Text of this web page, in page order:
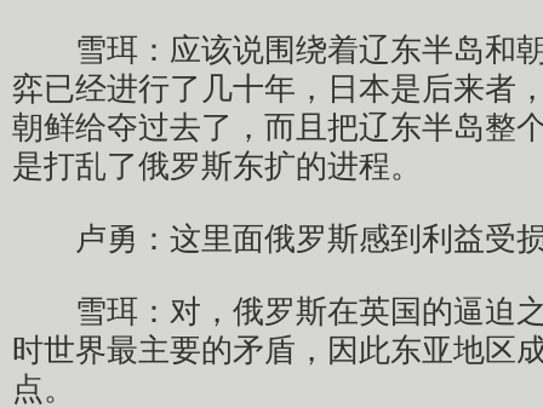
雪珥：应该说围绕着辽东半岛和
弈已经进行了几十年，日本是后来者
朝鲜给夺过去了，而且把辽东半岛整
是打乱了俄罗斯东扩的进程。
卢勇：这里面俄罗斯感到利益受
雪珥：对，俄罗斯在英国的逼迫
时世界最主要的矛盾，因此东亚地区
点。